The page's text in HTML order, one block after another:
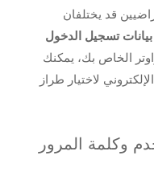
قد يختلفان
بيانات تسجيل الدخول
الخاص بك، يمكنك
لاختيار طراز
وكلمة المرور